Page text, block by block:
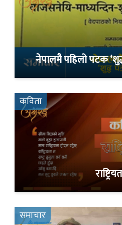
नेपालमै पहिलो पटक
कविता
समाचार